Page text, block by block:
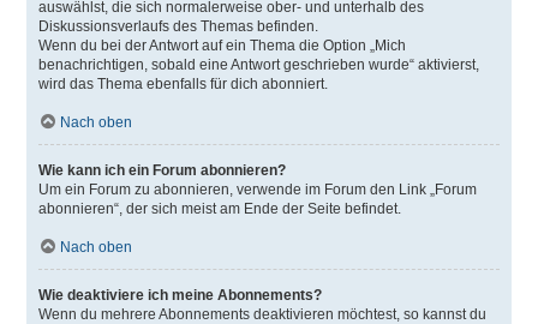
auswählst, die sich normalerweise ober- und unterhalb des
Diskussionsverlaufs des Themas befinden.
Wenn du bei der Antwort auf ein Thema die Option „Mich
benachrichtigen, sobald eine Antwort geschrieben wurde“ aktivierst,
wird das Thema ebenfalls für dich abonniert.
Nach oben
Wie kann ich ein Forum abonnieren?
Um ein Forum zu abonnieren, verwende im Forum den Link „Forum
abonnieren“, der sich meist am Ende der Seite befindet.
Nach oben
Wie deaktiviere ich meine Abonnements?
Wenn du mehrere Abonnements deaktivieren möchtest, so kannst du